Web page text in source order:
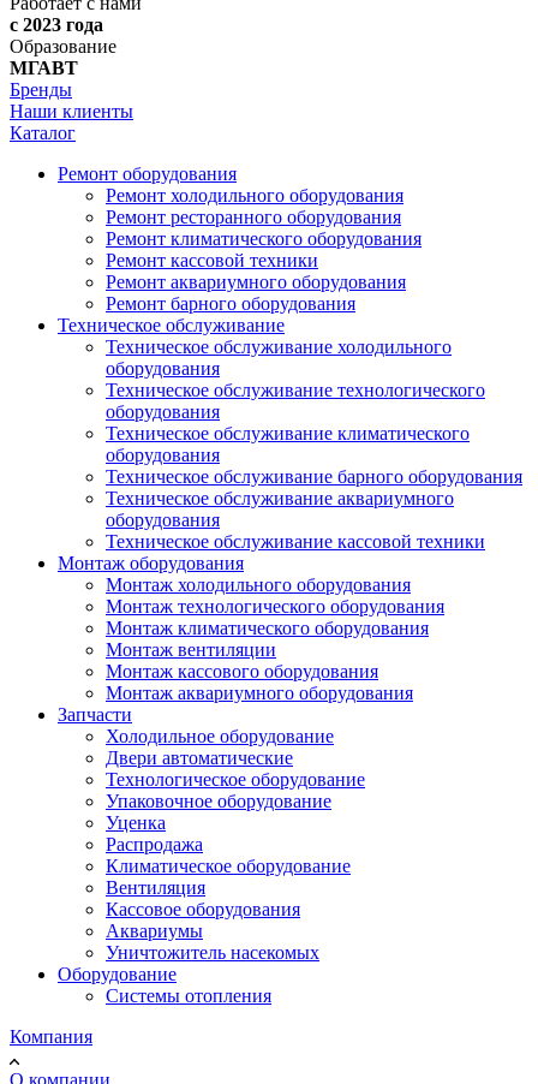
с 2023 года
Образование
МГАВТ
Бренды
Наши клиенты
Каталог
Ремонт оборудования
Ремонт холодильного оборудования
Ремонт ресторанного оборудования
Ремонт климатического оборудования
Ремонт кассовой техники
Ремонт аквариумного оборудования
Ремонт барного оборудования
Техническое обслуживание
Техническое обслуживание холодильного
оборудования
Техническое обслуживание технологического
оборудования
Техническое обслуживание климатического
оборудования
Техническое обслуживание барного оборудования
Техническое обслуживание аквариумного
оборудования
Техническое обслуживание кассовой техники
Монтаж оборудования
Монтаж холодильного оборудования
Монтаж технологического оборудования
Монтаж климатического оборудования
Монтаж вентиляции
Монтаж кассового оборудования
Монтаж аквариумного оборудования
Запчасти
Холодильное оборудование
Двери автоматические
Технологическое оборудование
Упаковочное оборудование
Уценка
Распродажа
Климатическое оборудование
Вентиляция
Кассовое оборудования
Аквариумы
Уничтожитель насекомых
Оборудование
Системы отопления
Компания
О компании